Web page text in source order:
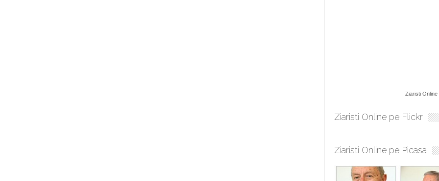
Ziaristi Online
Ziaristi Online pe Flickr
Ziaristi Online pe Picasa